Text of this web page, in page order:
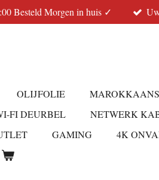
Besteld Morgen in huis ✓
OLIJFOLIE
FI DEURBEL NETWERK
GAMING 4K